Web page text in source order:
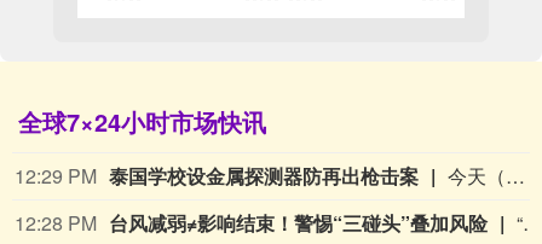
全球7×24小时市场快讯
12:29 PM 泰国学校设金属探测器防再出枪击案
今天（8月10日），泰国曼谷市中心的一些学校加强了安保措施，包括设置金属探测器进行安检。上周五（8月7日），曼谷以北暖武里府的一所中学发生枪击事件。一名14岁的学生在家杀害祖父母后，又带枪进入校园，杀害了至少6人，打伤20多人，随后饮弹自尽。警方称，枪手使用了其祖父的一把手枪，至少射击了26发子弹，现场还发现了另外34发子弹。这是自2022年以来泰国最严重的群体性枪击事件。这起惨剧再次引发了人们对这个东南亚最大拥枪国枪支管控的讨论。泰国总理阿努廷在案发后表示，政府拟提议一项新的枪支管控方案来限制公众携带枪支，“相关部门必须加强监管枪支持有情况，除执行公务，无论是政府官员还是普通民众，不得携枪支进入公共场所”。（CCTV国际时讯）
12:28 PM 台风减弱≠影响结束！警惕“三碰头”叠加风险
“白海豚”虽已减弱为热带风暴级，但影响远未结束。福建省海峡气象科学研究所副所长、高级工程师陈思提醒，需高度警惕台风影响期间可能带来的“三碰头”叠加风险。何为“三碰头”？“三碰头”也叫“风雨潮三碰头”，指的是台风带来的强风、暴雨与天文大潮在相近时间、同一沿海区域叠加出现的极端情况。陈思解释，风、雨、潮三者本就各有威力，一旦“碰头”，破坏力将呈几何级放大。“三碰头”的危害主要体现为：狂风肆虐，破坏力极强；暴雨倾盆，洪涝风险陡增；潮位顶托，海水倒灌风险高。（央视）